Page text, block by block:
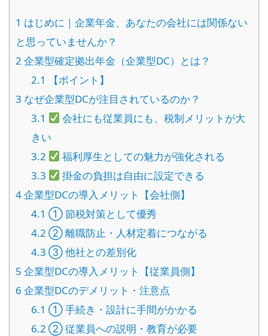
1 はじめに｜企業年金、あなたの会社には関係ない
と思っていませんか？
2 企業型確定拠出年金（企業型DC）とは？
2.1
【ポイント】
3 なぜ企業型DCが注目されているのか？
3.1
会社にも従業員にも、税制メリットが大
きい
3.2
福利厚生としての魅力が強化される
3.3
掛金の負担は自由に設定できる
4企業型DCの導入メリット【会社側】
4.1 ① 節税対策として優秀
4.2 ② 離職防止・人材定着につながる
4.3 ③ 他社との差別化
5 企業型DCの導入メリット【従業員側】
6 企業型DCのデメリット・注意点
6.1 ① 手続き・設計に手間がかかる
6.2 ② 従業員への説明・教育が必要